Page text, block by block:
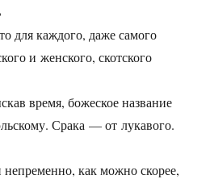
для каждого, даже самого
и женского, скотского
время, божеское название
Срака — от лукавого.
как можно скорее,